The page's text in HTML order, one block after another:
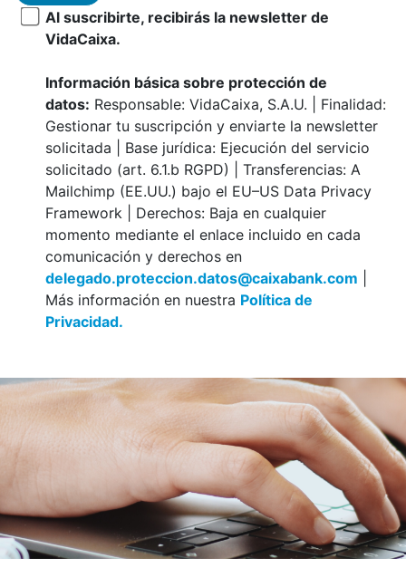
Al suscribirte, recibirás la newsletter de
VidaCaixa.
Información básica sobre protección de
datos: Responsable: VidaCaixa, S.A.U. | Finalidad:
Gestionar tu suscripción y enviarte la newsletter
solicitada | Base jurídica: Ejecución del servicio
solicitado (art. 6.1.b RGPD) | Transferencias: A
Mailchimp (EE.UU.) bajo el EU–US Data Privacy
Framework | Derechos: Baja en cualquier
momento mediante el enlace incluido en cada
comunicación y derechos en
delegado.proteccion.datos@caixabank.com
Más información en nuestra Política de
Privacidad.